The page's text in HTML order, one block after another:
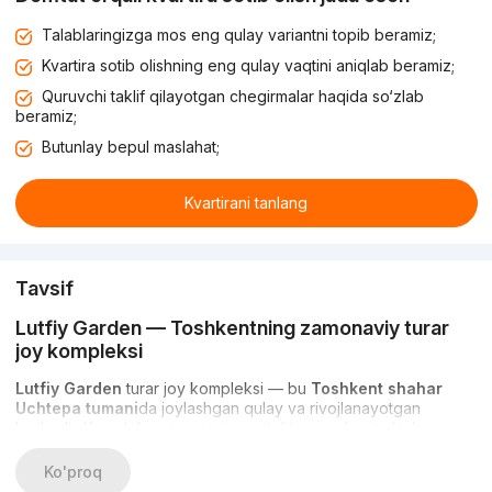
Talablaringizga mos eng qulay variantni topib beramiz;
Kvartira sotib olishning eng qulay vaqtini aniqlab beramiz;
Quruvchi taklif qilayotgan chegirmalar haqida so‘zlab
beramiz;
Butunlay bepul maslahat;
Kvartirani tanlang
Tavsif
Lutfiy Garden— Toshkentning zamonaviy turar
joy kompleksi
Lutfiy Garden turar joy kompleksi — bu Toshkent shahar
Uchtepa tumanida joylashgan qulay va rivojlanayotgan
Qurilish tomonidan amalga oshirilmoqda va kvartiralar
ikkinchi choragida
Ko'proq